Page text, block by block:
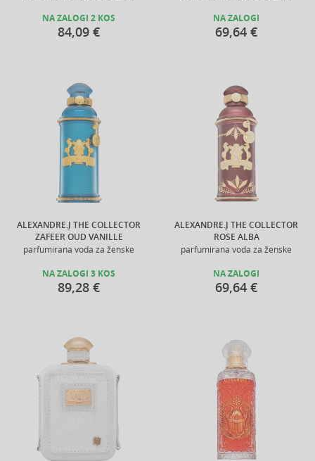
NA ZALOGI 2 KOS
84,09 €
NA ZALOGI
69,64 €
ALEXANDRE.J THE COLLECTOR
ZAFEER OUD VANILLE
parfumirana voda za ženske
NA ZALOGI 3 KOS
89,28 €
ALEXANDRE.J THE COLLECTOR
ROSE ALBA
parfumirana voda za ženske
NA ZALOGI
69,64 €